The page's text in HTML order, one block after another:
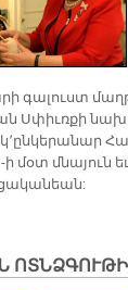
գա­լուստ
Սփիւռ­քի
մօտ մնա­յուն